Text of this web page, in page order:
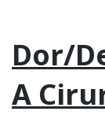
Dor/
A